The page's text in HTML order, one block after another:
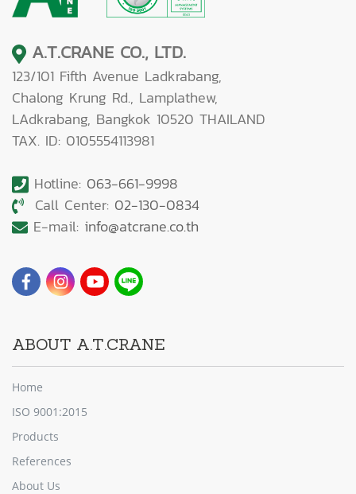
A.T.CRANE CO., LTD.
123/101 Fifth Avenue Ladkrabang,
Chalong Krung Rd., Lamplathew,
LAdkrabang, Bangkok 10520 THAILAND
TAX. ID: 0105554113981
Hotline: 063-661-9998
Call Center: 02-130-0834
E-mail: info@atcrane.co.th
ABOUT A.T.CRANE
Home
ISO 9001:2015
Products
References
About Us